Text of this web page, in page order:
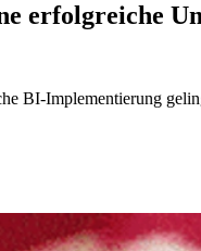
erfolgreiche
BI-Implementierung